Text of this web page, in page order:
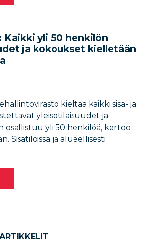
Kaikki yli 50 henkilön
ja kokoukset kielletään
kieltää kaikki sisä- ja
yleisötilaisuudet ja
osallistuu yli 50 henkilöä, kertoo
Sisätiloissa ja alueellisesti